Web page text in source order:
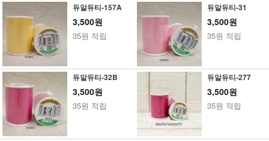
듀알듀티-157A
3,500원
35원 적립
듀알듀티-31
3,500원
35원 적립
듀알듀티-32B
3,500원
35원 적립
듀알듀티-277
3,500원
35원 적립